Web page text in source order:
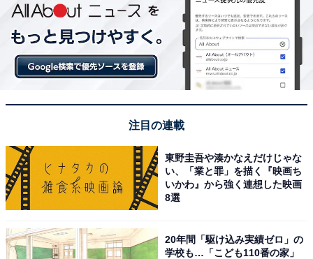
ビジネスシーンにおける「NR」の使い方・例文
ビジネスシーンにおける「NR」には、先述したようにい
くつかの使い方が存在します。使われる業界や職種によ
って、以下のように意味が異なります。
注目の連載
東野圭吾や湊かなえだけじゃな
い、「業と罪」を描く『映画ち
いかわ』から強く連想した映画
8選
20年間「駆け込み実績ゼロ」の
学校も…「こども110番の家」